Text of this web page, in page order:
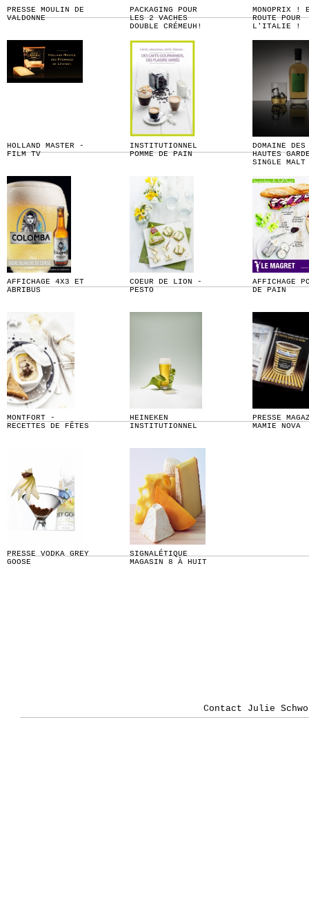
PRESSE MOULIN DE
VALDONNE
PACKAGING POUR
LES 2 VACHES
DOUBLE CRÉMEUH!
MONOPRIX !
ROUTE POUR
L'ITALIE !
HOLLAND MASTER -
FILM TV
INSTITUTIONNEL
POMME DE PAIN
DOMAINE DES
HAUTES
SINGLE MALT
AFFICHAGE 4X3 ET
ABRIBUS
COEUR DE LION -
PESTO
AFFICHAGE
DE PAIN
MONTFORT -
RECETTES DE FÊTES
HEINEKEN
INSTITUTIONNEL
PRESSE
MAMIE NOVA
PRESSE VODKA GREY
GOOSE
SIGNALÉTIQUE
MAGASIN 8 À HUIT
Contact Julie